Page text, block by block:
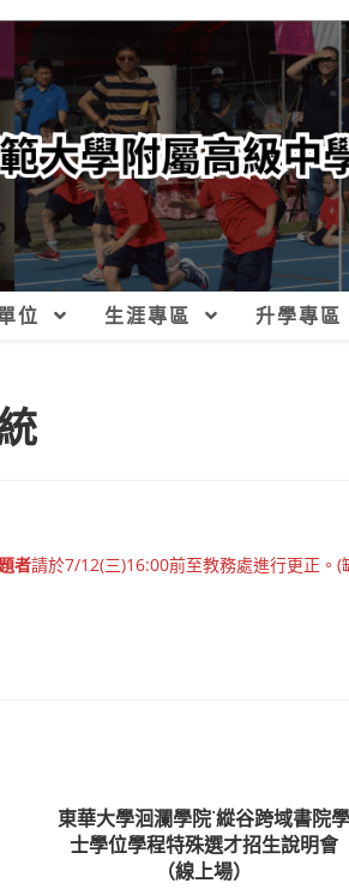
位 生涯專區 升學專區
者請於7/12(三)16:00前至教務處進行更正。(
東華大學洄瀾學院˙縱谷跨域書院學
士學位學程特殊選才招生說明會
（線上場）